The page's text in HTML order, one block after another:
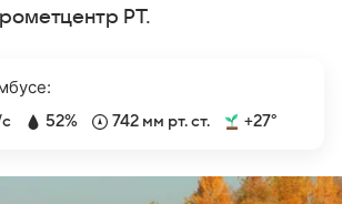
РТ.
52% 742 мм рт. ст. +27°